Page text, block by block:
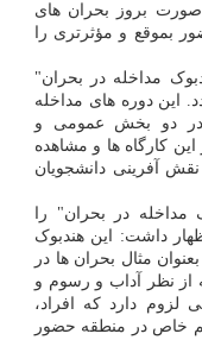
بروز بحران های
بموقع و مؤثرتری را
مداخله در بحران"
این دوره های مداخله
در دو بخش عمومی و
کارگاه ها و مشاهده
آفرینی دانشجویان
در بحران" را
داشت: این هندبوک
مثال بحران ها در
از نظر آداب و رسوم و
لزوم دارد که افراد،
خاص در منطقه حضور